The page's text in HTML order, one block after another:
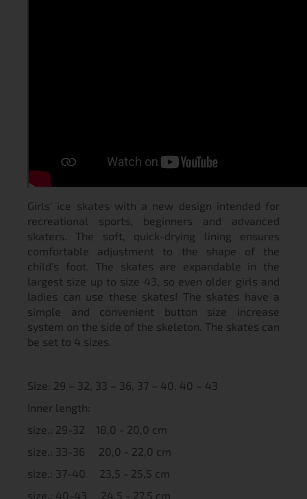
Girls' ice skates with a new design intended for
recreational sports, beginners and advanced
skaters. The soft, quick-drying lining ensures
comfortable adjustment to the shape of the
child's foot. The skates are expandable in the
largest size up to size 43, so even older girls and
ladies can use these skates! The skates have a
simple and convenient button size increase
system on the side of the skeleton. The skates can
be set to 4 sizes.
Size: 29 – 32, 33 – 36, 37 – 40, 40 – 43
Inner length:
size.: 29-32 18,0 - 20,0 cm
size.: 33-36 20,0 - 22,0 cm
size.: 37-40 23,5 - 25,5 cm
size.: 40-43 24,5 - 27,5 cm